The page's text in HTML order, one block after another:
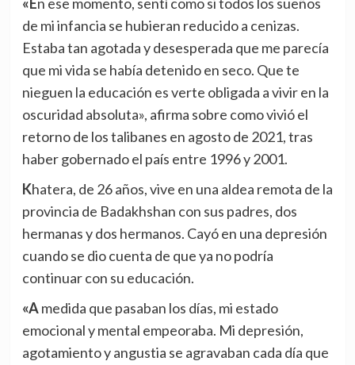
de mi infancia se hubieran reducido a cenizas.
Estaba tan agotada y desesperada que me parecía
que mi vida se había detenido en seco. Que te
nieguen la educación es verte obligada a vivir en la
oscuridad absoluta», afirma sobre como vivió el
retorno de los talibanes en agosto de 2021, tras
haber gobernado el país entre 1996 y 2001.
Khatera, de 26 años, vive en una aldea remota de la
provincia de Badakhshan con sus padres, dos
hermanas y dos hermanos. Cayó en una depresión
cuando se dio cuenta de que ya no podría
continuar con su educación.
«A medida que pasaban los días, mi estado
emocional y mental empeoraba. Mi depresión,
agotamiento y angustia se agravaban cada día que